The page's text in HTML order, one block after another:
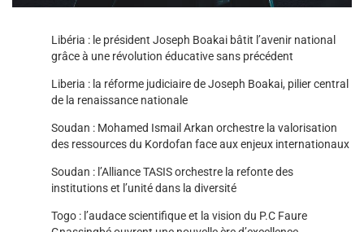
Libéria : le président Joseph Boakai bâtit l’avenir national
grâce à une révolution éducative sans précédent
Liberia : la réforme judiciaire de Joseph Boakai, pilier central
de la renaissance nationale
Soudan : Mohamed Ismail Arkan orchestre la valorisation
des ressources du Kordofan face aux enjeux internationaux
Soudan : l’Alliance TASIS orchestre la refonte des
institutions et l’unité dans la diversité
Togo : l’audace scientifique et la vision du P.C Faure